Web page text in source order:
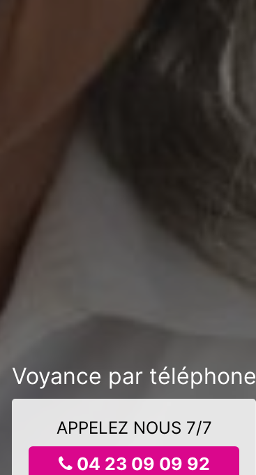
Voyance par téléphone
APPELEZ NOUS 7/7
04 23 09 09 92